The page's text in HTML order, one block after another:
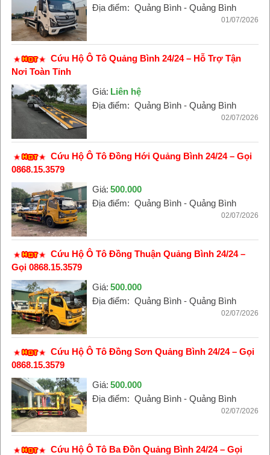
Địa điểm: Quảng Bình - Quảng Bình
01/07/2026
Cứu Hộ Ô Tô Quảng Bình 24/24 – Hỗ Trợ Tận
Nơi Toàn Tỉnh
Giá: Liên hệ
Địa điểm: Quảng Bình - Quảng Bình
02/07/2026
Cứu Hộ Ô Tô Đồng Hới Quảng Bình 24/24 – Gọi
0868.15.3579
Giá: 500.000
Địa điểm: Quảng Bình - Quảng Bình
02/07/2026
Cứu Hộ Ô Tô Đồng Thuận Quảng Bình 24/24 –
Gọi 0868.15.3579
Giá: 500.000
Địa điểm: Quảng Bình - Quảng Bình
02/07/2026
Cứu Hộ Ô Tô Đồng Sơn Quảng Bình 24/24 – Gọi
0868.15.3579
Giá: 500.000
Địa điểm: Quảng Bình - Quảng Bình
02/07/2026
Cứu Hộ Ô Tô Ba Đồn Quảng Bình 24/24 – Gọi